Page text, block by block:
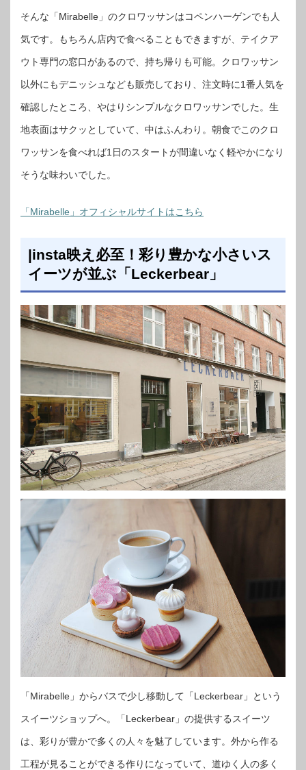
そんな「Mirabelle」のクロワッサンはコペンハーゲンでも人
気です。もちろん店内で食べることもできますが、テイクア
ウト専門の窓口があるので、持ち帰りも可能。クロワッサン
以外にもデニッシュなども販売しており、注文時に1番人気を
確認したところ、やはりシンプルなクロワッサンでした。生
地表面はサクッとしていて、中はふんわり。朝食でこのクロ
ワッサンを食べれば1日のスタートが間違いなく軽やかになり
そうな味わいでした。
「Mirabelle」オフィシャルサイトはこちら
|insta映え必至！彩り豊かな小さいス
イーツが並ぶ「Leckerbear」
「Mirabelle」からバスで少し移動して「Leckerbear」という
スイーツショップへ。「Leckerbear」の提供するスイーツ
は、彩りが豊かで多くの人々を魅了しています。外から作る
工程が見ることができる作りになっていて、道ゆく人の多く